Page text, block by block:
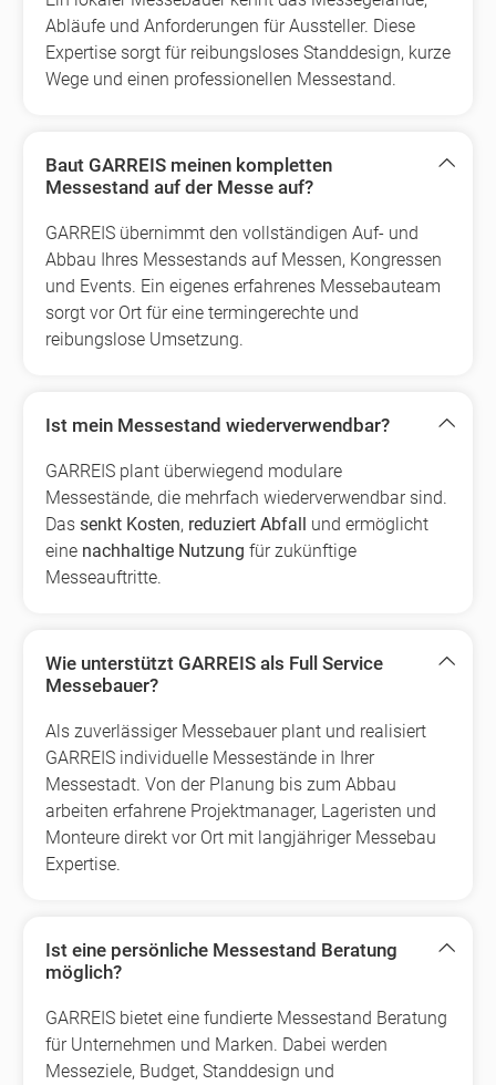
Abläufe und Anforderungen für Aussteller. Diese
Expertise sorgt für reibungsloses Standdesign, kurze
Wege und einen professionellen Messestand.
Baut GARREIS meinen kompletten
Messestand auf der Messe auf?
GARREIS übernimmt den vollständigen Auf- und
Abbau Ihres Messestands auf Messen, Kongressen
und Events. Ein eigenes erfahrenes Messebauteam
sorgt vor Ort für eine termingerechte und
reibungslose Umsetzung.
Ist mein Messestand wiederverwendbar?
GARREIS plant überwiegend modulare
Messestände, die mehrfach wiederverwendbar sind.
Das senkt Kosten, reduziert Abfall und ermöglicht
eine nachhaltige Nutzung für zukünftige
Messeauftritte.
Wie unterstützt GARREIS als Full Service
Messebauer?
Als zuverlässiger Messebauer plant und realisiert
GARREIS individuelle Messestände in Ihrer
Messestadt. Von der Planung bis zum Abbau
arbeiten erfahrene Projektmanager, Lageristen und
Monteure direkt vor Ort mit langjähriger Messebau
Expertise.
Ist eine persönliche Messestand Beratung
möglich?
GARREIS bietet eine fundierte Messestand Beratung
für Unternehmen und Marken. Dabei werden
Messeziele, Budget, Standdesign und